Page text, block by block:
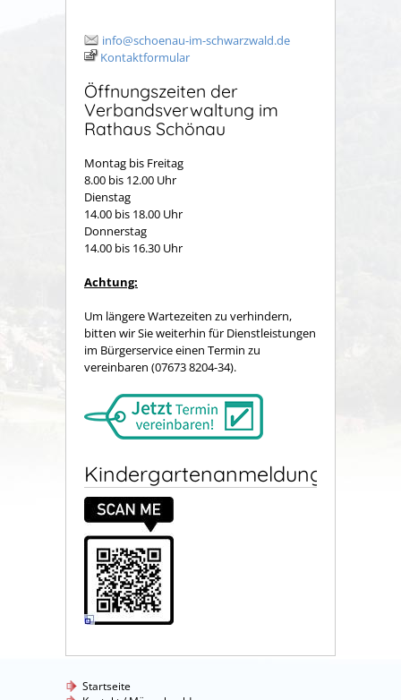
info@schoenau-im-schwarzwald.de
Kontaktformular
Öffnungszeiten der
Verbandsverwaltung im
Rathaus Schönau
Montag bis Freitag
8.00 bis 12.00 Uhr
Dienstag
14.00 bis 18.00 Uhr
Donnerstag
14.00 bis 16.30 Uhr
Achtung:
Um längere Wartezeiten zu verhindern,
bitten wir Sie weiterhin für Dienstleistungen
im Bürgerservice einen Termin zu
vereinbaren (07673 8204-34).
Kindergartenanmeldung
Startseite